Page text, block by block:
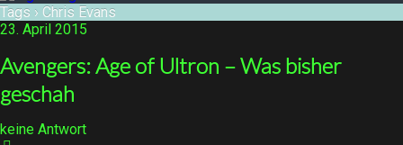
Tags › Chris Evans
23. April 2015
Avengers: Age of Ultron – Was bisher
geschah
keine Antwort